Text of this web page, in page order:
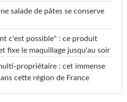
salade de pâtes se conserve
c'est possible" : ce produit
fixe le maquillage jusqu'au soir
propriétaire : cet immense
cette région de France